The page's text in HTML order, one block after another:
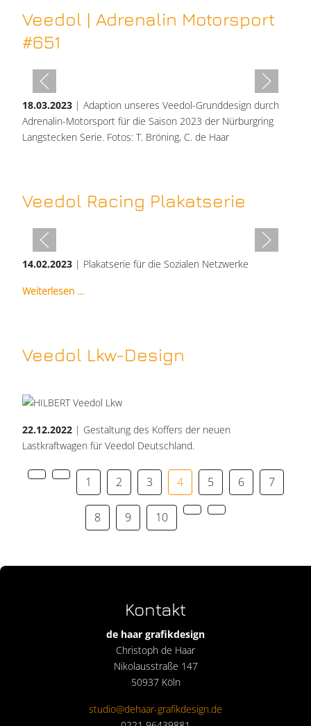
Veedol | Adrenalin Motorsport
#651
18.03.2023 | Adaption unseres Veedol-Grunddesign durch
Adrenalin-Motorsport für die Saison 2023 der Nürburgring
Langstecken Serie. Fotos: T. Bröning, C. de Haar
Veedol Racing Plakatserie
14.02.2023 | Plakatserie für die Sozialen Netzwerke
Weiterlesen …
Veedol Lkw-Design
22.12.2022 | Gestaltung des Koffers der neuen
Lastkraftwagen für Veedol Deutschland.
1 2 3 4 5 6 7
8 9 10
Kontakt
de haar grafikdesign
Christoph de Haar
Nikolausstraße 147
50937 Köln
studio@dehaar-grafikdesign.de